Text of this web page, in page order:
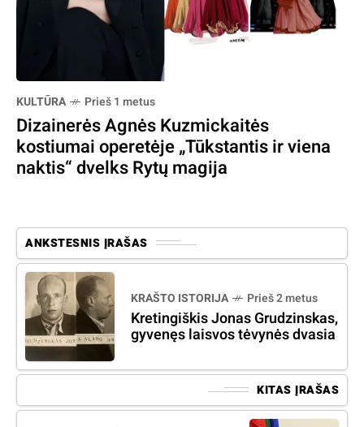
KULTŪRA Prieš 1 metus
Dizainerės Agnės Kuzmickaitės
kostiumai operetėje „Tūkstantis ir viena
naktis“ dvelks Rytų magija
ANKSTESNIS ĮRAŠAS
KRAŠTO ISTORIJA Prieš 2 metus
Kretingiškis Jonas Grudzinskas,
gyvenęs laisvos tėvynės dvasia
KITAS ĮRAŠAS